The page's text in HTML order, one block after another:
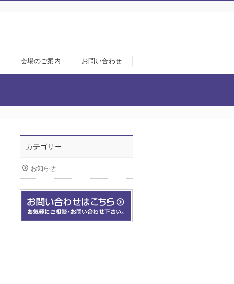
会場のご案内 お問い合わせ
カテゴリー
お知らせ